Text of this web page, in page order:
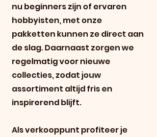
nu beginners zijn of ervaren
hobbyisten, met onze
pakketten kunnen ze direct aan
de slag. Daarnaast zorgen we
regelmatig voor nieuwe
collecties, zodat jouw
assortiment altijd fris en
inspirerend blijft.
Als verkooppunt profiteer je